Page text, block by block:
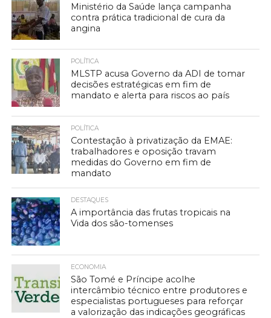
Ministério da Saúde lança campanha
contra prática tradicional de cura da
angina
POLÍTICA
MLSTP acusa Governo da ADI de tomar
decisões estratégicas em fim de
mandato e alerta para riscos ao país
POLÍTICA
Contestação à privatização da EMAE:
trabalhadores e oposição travam
medidas do Governo em fim de
mandato
DESTAQUES
A importância das frutas tropicais na
Vida dos são-tomenses
ECONOMIA
São Tomé e Príncipe acolhe
intercâmbio técnico entre produtores e
especialistas portugueses para reforçar
a valorização das indicações geográficas